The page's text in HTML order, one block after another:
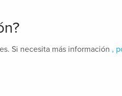
Si necesita más información ,